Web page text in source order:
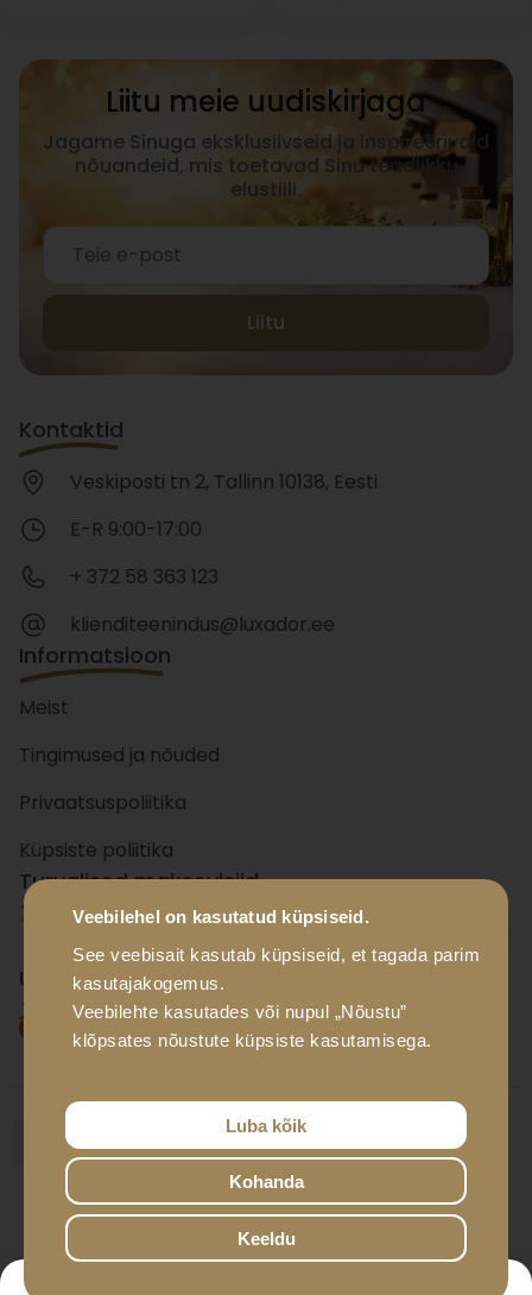
Veebilehel on kasutatud küpsiseid.
See veebisait kasutab küpsiseid, et tagada parim
kasutajakogemus.
Veebilehte kasutades või nupul „Nõustu”
klõpsates nõustute küpsiste kasutamisega.
Luba kõik
Kohanda
Keeldu
Liitu meie uudiskirjaga
Jagame Sinuga eksklusiivseid ja inspireerivaid
nõuandeid, mis toetavad Sinu teadlikku
elustiili.
Liitu
Kontaktid
Veskiposti tn 2, Tallinn 10138, Eesti
E-R 9:00-17:00
+ 372 58 363 123
klienditeenindus@luxador.ee
Informatsioon
Meist
Tingimused ja nõuded
Privaatsuspoliitika
Küpsiste poliitika
Turvalised maksevisiid
panka
Usaldusväärsed tarnevisiid
© Luxador Eesti OÜ, 2026
Developed byIt Solutions Group